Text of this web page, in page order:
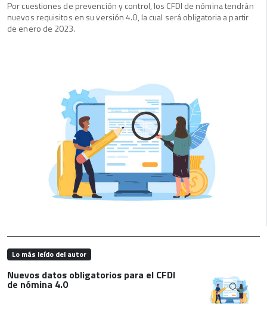
Por cuestiones de prevención y control, los CFDI de nómina tendrán
nuevos requisitos en su versión 4.0, la cual será obligatoria a partir
de enero de 2023.
Lo más leído del autor
Nuevos datos obligatorios para el CFDI
de nómina 4.0